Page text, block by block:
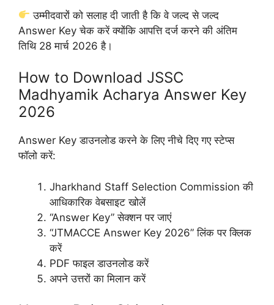
उम्मीदवारों को सलाह दी जाती है कि वे जल्द से जल्द
Answer Key चेक करें क्योंकि आपत्ति दर्ज करने की अंतिम
तिथि 28 मार्च 2026 है।
How to Download JSSC
Madhyamik Acharya Answer Key
2026
Answer Key डाउनलोड करने के लिए नीचे दिए गए स्टेप्स
फॉलो करें:
Jharkhand Staff Selection Commission की
आधिकारिक वेबसाइट खोलें
“Answer Key” सेक्शन पर जाएं
“JTMACCE Answer Key 2026” लिंक पर क्लिक
करें
PDF फाइल डाउनलोड करें
अपने उत्तरों का मिलान करें